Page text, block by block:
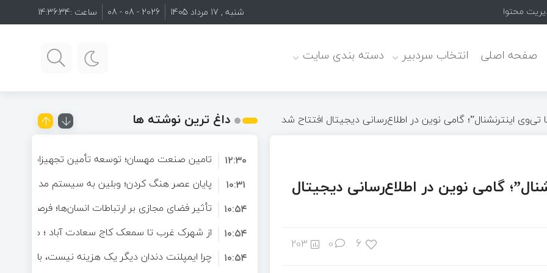
محتوای حرفه ای ارتقا پیدا کرد! شنبه , 17 مرداد 1405 2026 - 08 - 08 ساعت :14:36:35
صفحه اصلی انتخاب سردبیر دسته بندی سایت
تی‌وی اینترنشنال”؛ گامی نوین در اطلاع‌رسانی دیجیتال افتتاح شد
گامی نوین در اطلاع‌رسانی دیجیتال
6
0
203
داغ ترین نوشته ها
تامین صنعت مهسان؛ توسعه تأمین تجهیزات صنعتی
تخصصی برای صنایع
۱۲:۳۰
پایان عصر هنگ کردن؛ وبلین به سیستم مدیریت
پیدا کرد!
۱۰:۳۱
تأثیر فضای مجازی بر ارتباطات انسان‌ها؛ فرصتی
دنیای دیجیتال
۱۰:۵۴
از شهرک غرب تا سمعک کاج سعادت آباد ؛ مسیر
تهران
۱۰:۵۴
چرا ایمپلنت دندان دیگر یک هزینه نیست، بلکه یک
۱۰:۵۴